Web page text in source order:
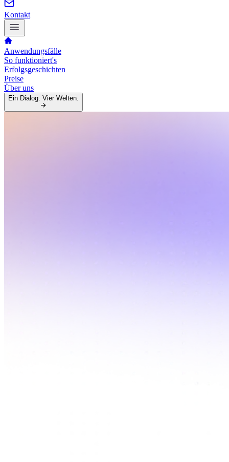
Kontakt
Anwendungsfälle
So funktioniert's
Erfolgsgeschichten
Preise
Über uns
Ein Dialog. Vier Welten.